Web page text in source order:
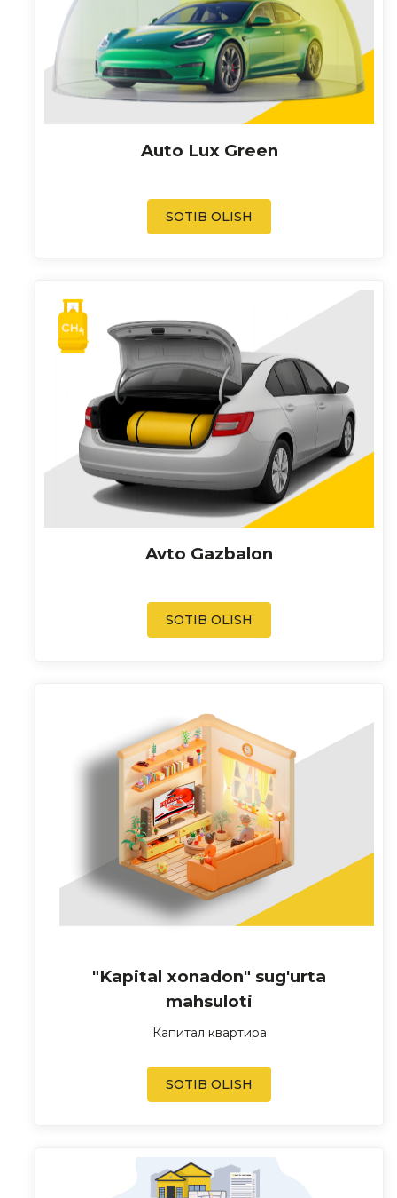
Auto Lux Green
SOTIB OLISH
Avto Gazbalon
SOTIB OLISH
"Kapital xonadon" sug'urta
mahsuloti
Капитал квартира
SOTIB OLISH